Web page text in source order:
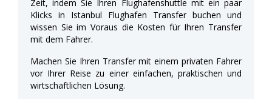
Zeit, indem Sie Ihren Flughafenshuttle mit ein paar
Klicks in Istanbul Flughafen Transfer buchen und
wissen Sie im Voraus die Kosten für Ihren Transfer
mit dem Fahrer.
Machen Sie Ihren Transfer mit einem privaten Fahrer
vor Ihrer Reise zu einer einfachen, praktischen und
wirtschaftlichen Lösung.